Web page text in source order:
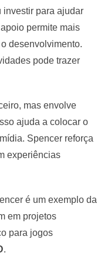
investir para ajudar
permite mais
desenvolvimento.
pode trazer
mas envolve
ajuda a colocar o
Spencer reforça
experiências
é um exemplo da
em projetos
para jogos
.